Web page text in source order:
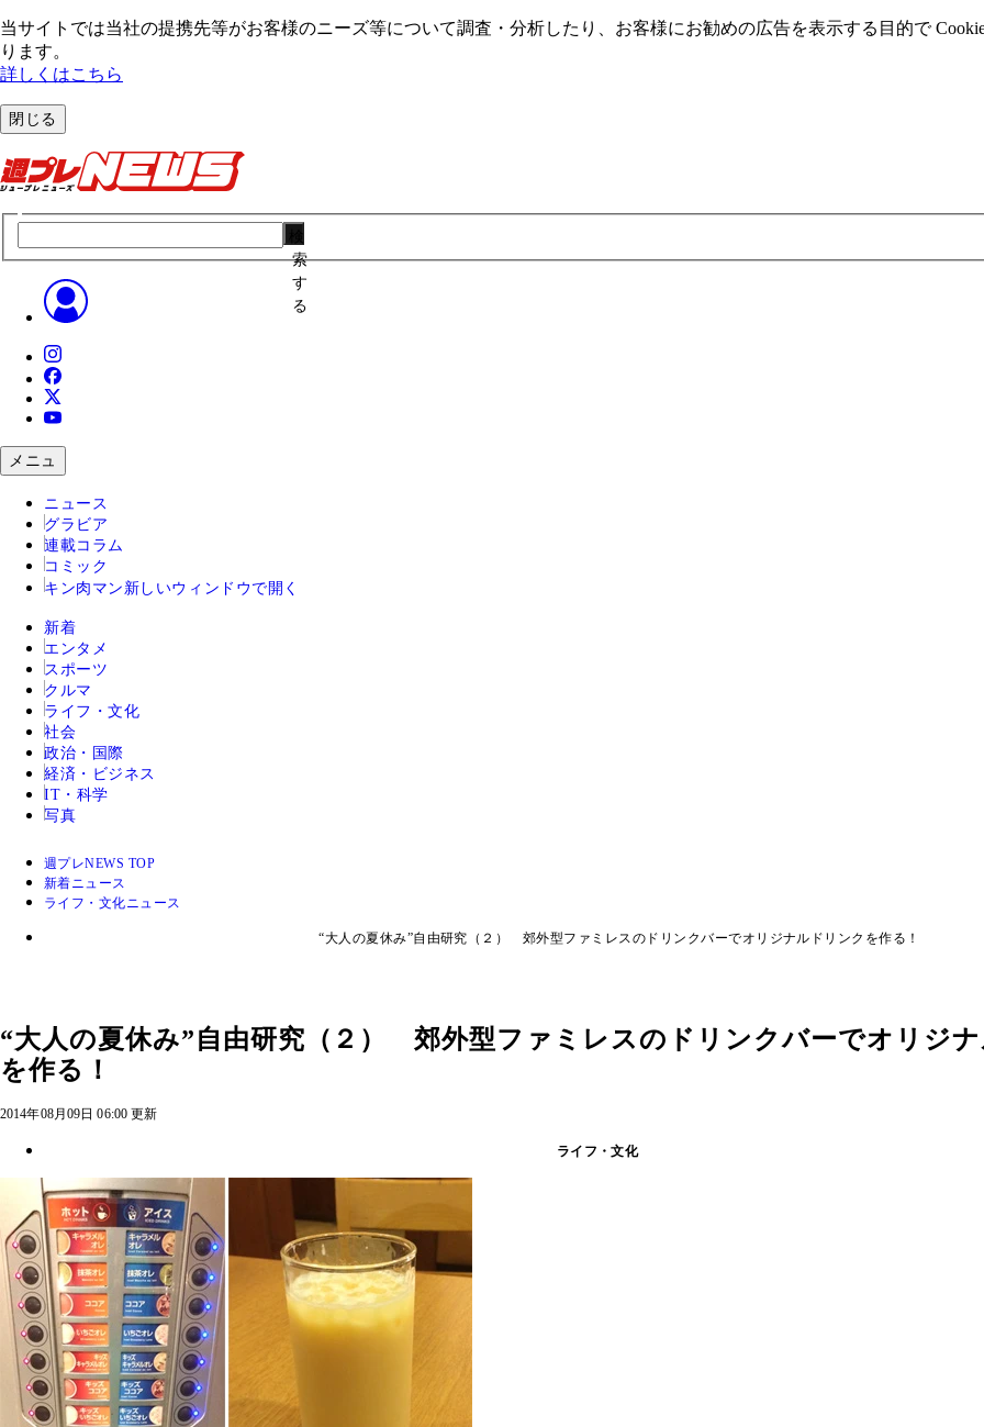
当サイトでは当社の提携先等がお客様のニーズ等について調査・分析したり、お客様にお勧めの広告を表⽰する⽬的で
ります。
詳しくはこちら
閉じる
索
す
る
メニュ
ニュース
グラビア
連載コラム
コミック
キン肉マン 新しいウィンドウで開く
新着
エンタメ
スポーツ
クルマ
ライフ・文化
社会
政治・国際
経済・ビジネス
IT・科学
写真
週プレNEWS TOP
新着ニュース
ライフ・文化ニュース
“大人の夏休み”自由研究（２） 郊外型ファミレスのドリンクバーでオリジナルドリンクを作る！
“大人の夏休み”自由研究（２） 郊外型ファミレスのドリンクバーでオリジナ
を作る！
2014年08月09日 06:00 更新
ライフ・文化